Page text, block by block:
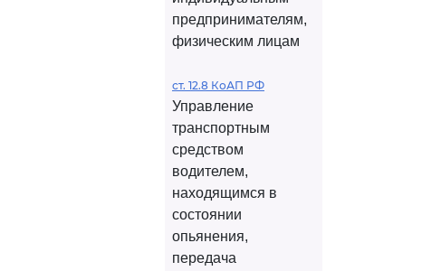
предпринимателям,
физическим лицам
ст. 12.8 КоАП РФ
Управление
транспортным
средством
водителем,
находящимся в
состоянии
опьянения,
передача